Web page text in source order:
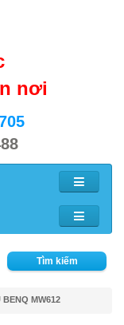
nơi
Tìm kiếm
BENQ MW612